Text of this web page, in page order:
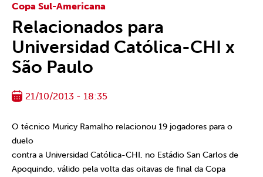
Copa Sul-Americana
Relacionados para
Universidad Católica-CHI x
São Paulo
21/10/2013 - 18:35
O técnico Muricy Ramalho relacionou 19 jogadores para o
duelo
contra a Universidad Católica-CHI, no Estádio San Carlos de
Apoquindo, válido pela volta das oitavas de final da Copa